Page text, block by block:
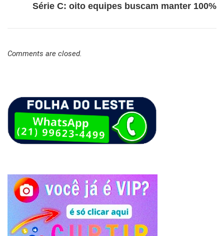
Série C: oito equipes buscam manter 100%
Comments are closed.